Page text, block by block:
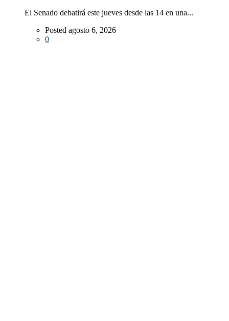
El Senado debatirá este jueves desde las 14 en una...
Posted agosto 6, 2026
0